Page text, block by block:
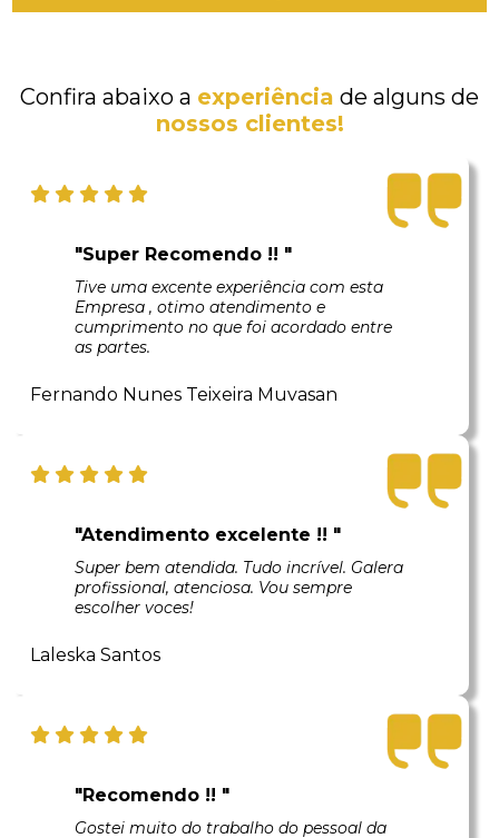
Confira abaixo a experiência de alguns de
nossos clientes!
"Super Recomendo !! "
Tive uma excente experiência com esta
Empresa , otimo atendimento e
cumprimento no que foi acordado entre
as partes.
Fernando Nunes Teixeira Muvasan
"Atendimento excelente !! "
Super bem atendida. Tudo incrível. Galera
profissional, atenciosa. Vou sempre
escolher voces!
Laleska Santos
"Recomendo !! "
Gostei muito do trabalho do pessoal da